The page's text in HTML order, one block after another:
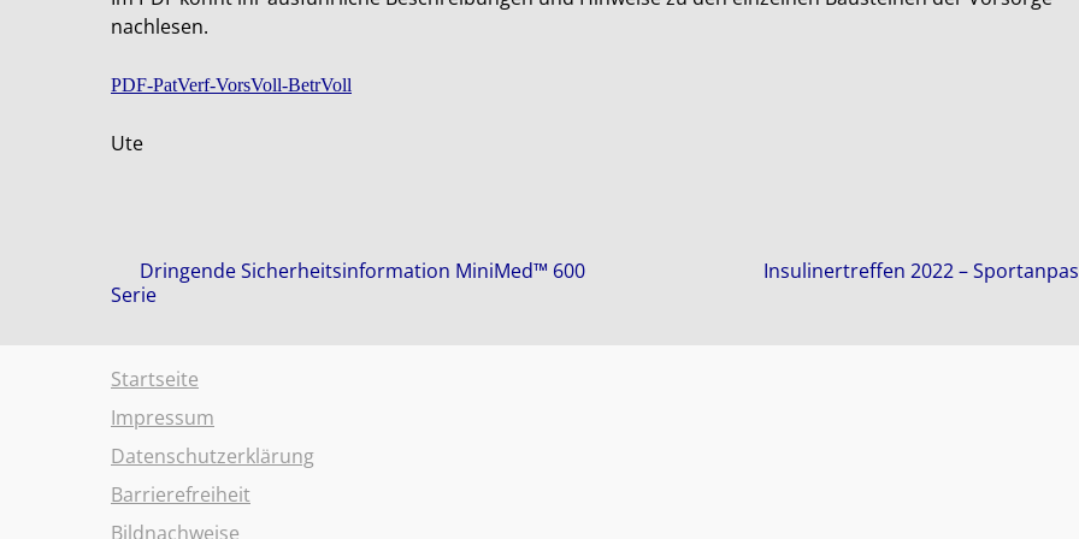
nachlesen.
PDF-PatVerf-VorsVoll-BetrVoll
Ute
Posts
Dringende Sicherheitsinformation MiniMed™ 600
Serie
Insulinertreffen 2022 –
Startseite
Impressum
Datenschutzerklärung
Barrierefreiheit
Bildnachweise